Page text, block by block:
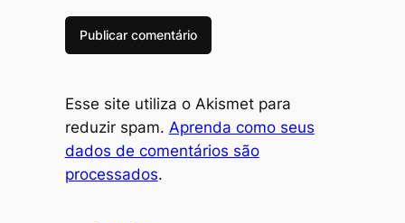
Esse site utiliza o Akismet para
reduzir spam. Aprenda como seus
dados de comentários são
processados.